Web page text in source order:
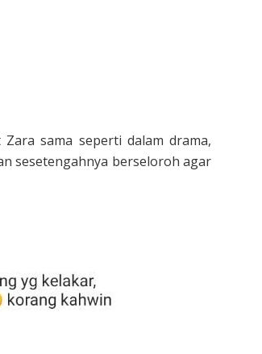
sama seperti dalam drama,
sesetengahnya berseloroh agar